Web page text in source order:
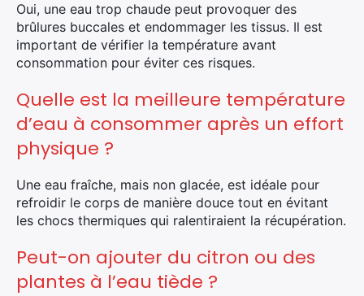
Oui, une eau trop chaude peut provoquer des
brûlures buccales et endommager les tissus. Il est
important de vérifier la température avant
consommation pour éviter ces risques.
Quelle est la meilleure température
d’eau à consommer après un effort
physique ?
Une eau fraîche, mais non glacée, est idéale pour
refroidir le corps de manière douce tout en évitant
les chocs thermiques qui ralentiraient la récupération.
Peut-on ajouter du citron ou des
plantes à l’eau tiède ?